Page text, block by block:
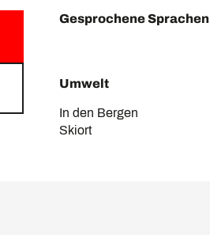
Gesprochene Sprachen
Gesprochene Sprachen
Umwelt
Umwelt
In den Bergen
Skiort